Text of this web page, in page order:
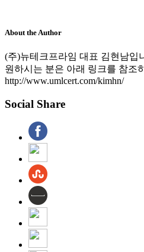
About the Author
(주)뉴테크프라임 대표 김현남입
원하시는 분은 아래 링크를 참조
http://www.umlcert.com/kimhn/
Social Share